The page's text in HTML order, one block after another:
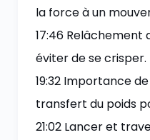
la force à un
17:46
éviter de se crisper.
19:32 Importance
transfert du poids
21:02 Lancer et